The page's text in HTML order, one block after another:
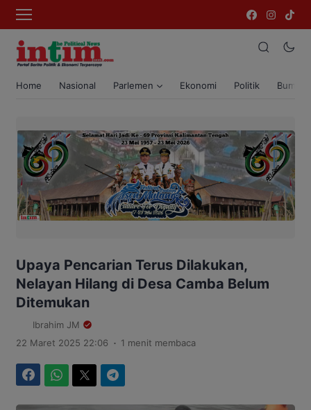
Home Nasional Parlemen Ekonomi Politik Bumi
Upaya Pencarian Terus Dilakukan,
Nelayan Hilang di Desa Camba Belum
Ditemukan
Ibrahim JM
22 Maret 2025 22:06 . 1 menit membaca